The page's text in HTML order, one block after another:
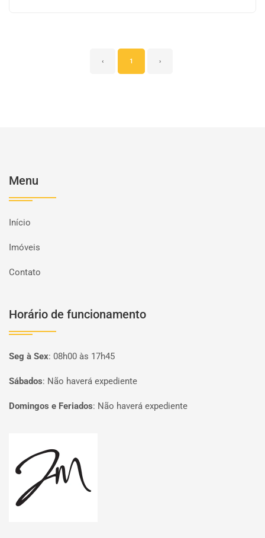
‹ 1 ›
Menu
Início
Imóveis
Contato
Horário de funcionamento
Seg à Sex: 08h00 às 17h45
Sábados: Não haverá expediente
Domingos e Feriados: Não haverá expediente